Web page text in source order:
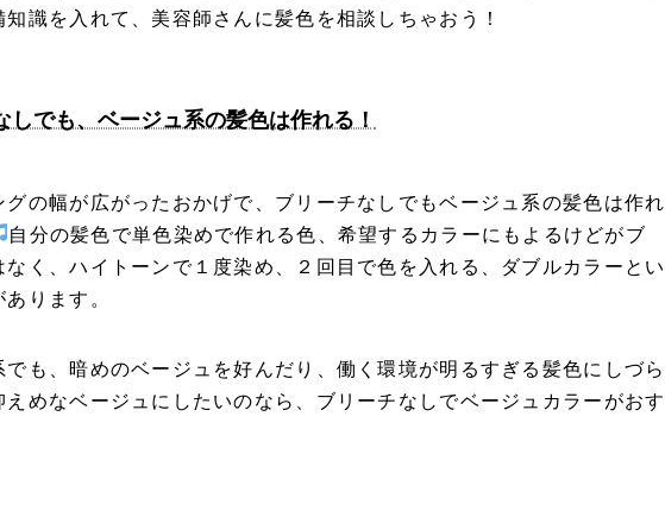
知識を入れて、美容師さんに髪色を相談しちゃおう！
しでも、ベージュ系の髪色は作れる！
の幅が広がったおかげで、 ブリーチなしでもベージュ系の髪色は作れ
自分の髪色で単色染めで作れる色、希望するカラーにもよるけどがブ
なく、ハイトーンで１度染め、２回目で色を入れる、ダブルカラーとい
ります。
でも、暗めのベージュを好んだり、働く環境が明るすぎる髪色にしづら
えめなベージュにしたいのなら、ブリーチなしでベージュカラーがおす